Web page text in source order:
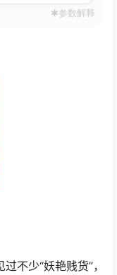
✱参数解释
不少“妖艳贱货”，